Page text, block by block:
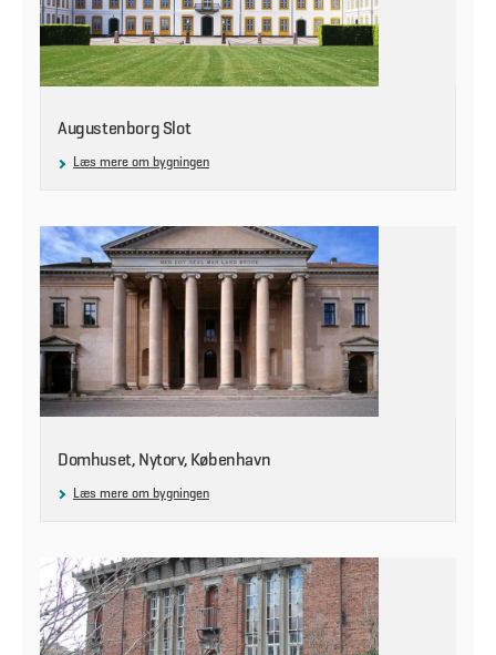
Augustenborg Slot
Læs mere om bygningen
Domhuset, Nytorv, København
Læs mere om bygningen